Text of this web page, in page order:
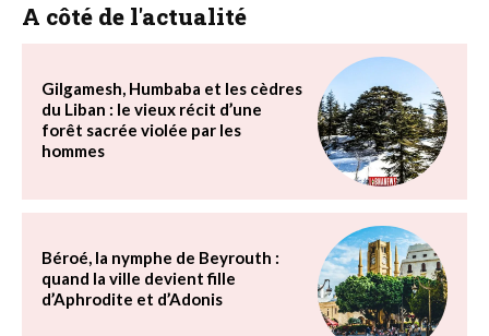
A côté de l'actualité
Gilgamesh, Humbaba et les cèdres
du Liban : le vieux récit d’une
forêt sacrée violée par les
hommes
Béroé, la nymphe de Beyrouth :
quand la ville devient fille
d’Aphrodite et d’Adonis